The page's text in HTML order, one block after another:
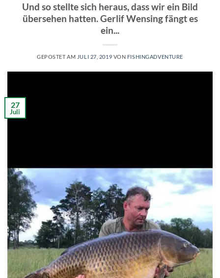
Und so stellte sich heraus, dass wir ein Bild
übersehen hatten. Gerlif Wensing fängt es
ein...
GEPOSTET AM JULI 27, 2019 VON FISHINGADVENTURE
27
Juli